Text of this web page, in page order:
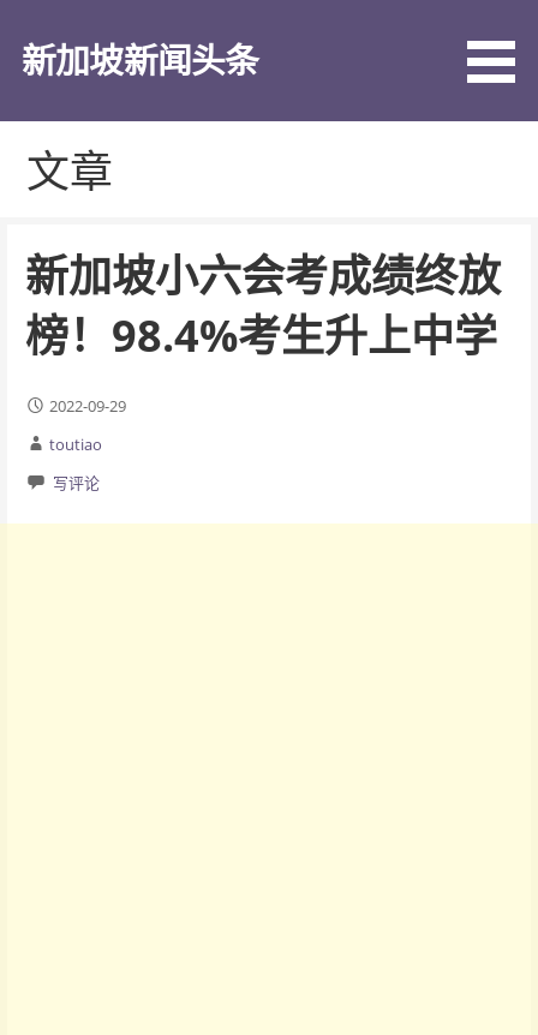
新加坡新闻头条
文章
新加坡小六会考成绩终放
榜！98.4%考生升上中学
2022-09-29
toutiao
写评论